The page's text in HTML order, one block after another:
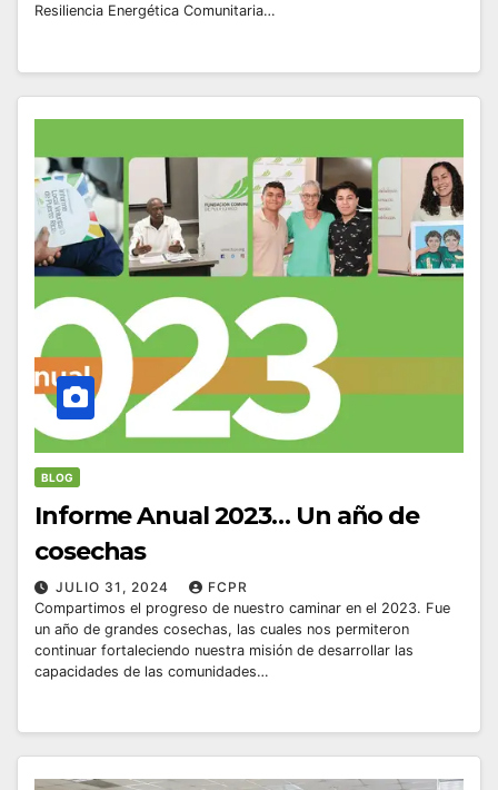
Resiliencia Energética Comunitaria…
BLOG
Informe Anual 2023… Un año de
cosechas
JULIO 31, 2024
FCPR
Compartimos el progreso de nuestro caminar en el 2023. Fue
un año de grandes cosechas, las cuales nos permiteron
continuar fortaleciendo nuestra misión de desarrollar las
capacidades de las comunidades…